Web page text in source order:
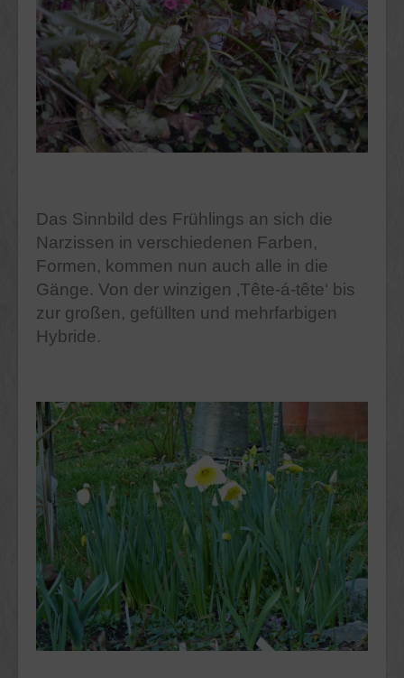
Das Sinnbild des Frühlings an sich die
Narzissen in verschiedenen Farben,
Formen, kommen nun auch alle in die
Gänge. Von der winzigen ‚Tête-á-tête‘ bis
zur großen, gefüllten und mehrfarbigen
Hybride.